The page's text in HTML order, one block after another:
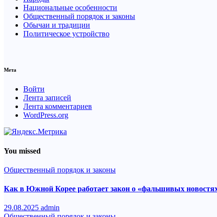
Национальные особенности
Общественный порядок и законы
Обычаи и традиции
Политическое устройство
Мета
Войти
Лента записей
Лента комментариев
WordPress.org
You missed
Общественный порядок и законы
Как в Южной Корее работает закон о «фальшивых
29.08.2025 admin